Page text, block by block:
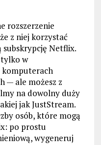
rozszerzenie
z niej korzystać
Netflix.
w
komputerach
— ale możesz z
na dowolny duży
jak JustStream.
osób, które mogą
po prostu
wygeneruj